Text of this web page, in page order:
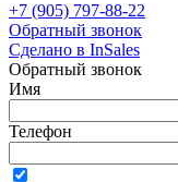
+7 (905) 797-88-22
Обратный звонок
Сделано в InSales
Обратный звонок
Имя
Телефон